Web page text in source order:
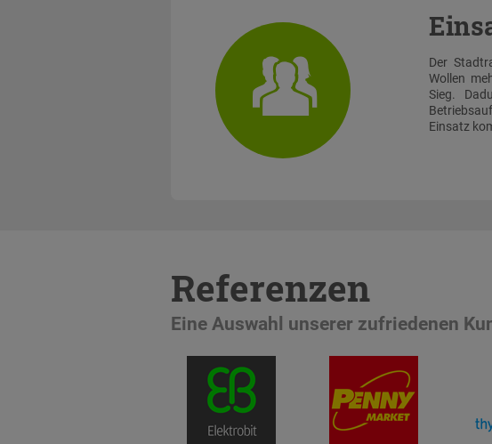
Der
Wollen
Sieg.
Einsatz
Referenzen
Eine Auswahl unserer zufriedenen